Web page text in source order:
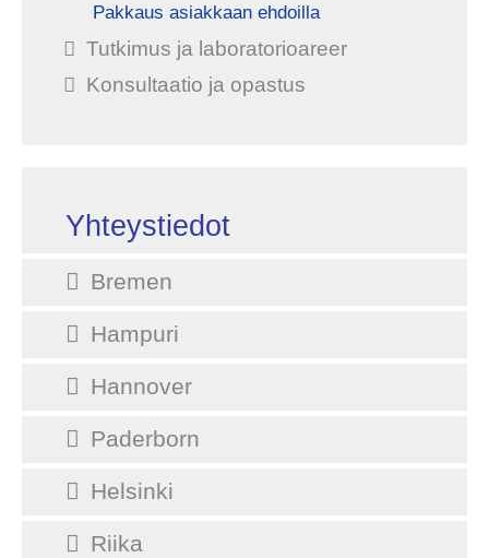
Pakkaus asiakkaan ehdoilla
Tutkimus ja laboratorioareer
Konsultaatio ja opastus
Yhteystiedot
Bremen
Hampuri
Hannover
Paderborn
Helsinki
Riika